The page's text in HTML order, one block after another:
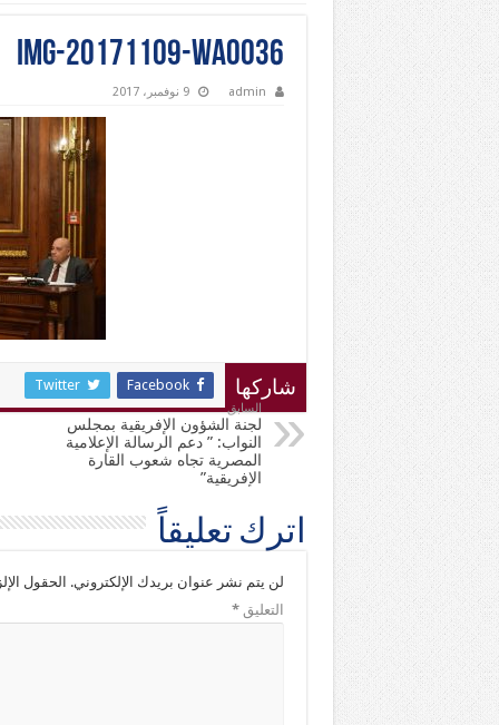
IMG-20171109-WA0036
admin 9 نوفمبر، 2017
شاركها Facebook
Twitter
السابق
لجنة الشؤون الإفريقية بمجلس
النواب: ” دعم الرسالة الإعلامية
المصرية تجاه شعوب القارة
الإفريقية”
اترك تعليقاً
لن يتم نشر عنوان بريدك الإلكتروني. الحقول
التعليق*